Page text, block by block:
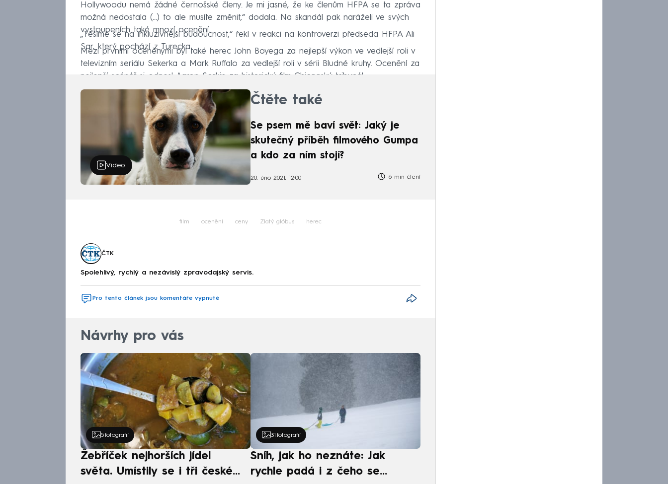
Hollywoodu nemá žádné černošské členy. Je mi jasné, že ke členům HFPA se ta zpráva
možná nedostala (...) to ale musíte změnit,“ dodala. Na skandál pak naráželi ve svých
vystoupeních také mnozí ocenění.
„Těšíme se na inkluzivnější budoucnost,“ řekl v reakci na kontroverzi předseda HFPA Ali
Sar, který pochází z Turecka.
Mezi prvními oceněnými byl také herec John Boyega za nejlepší výkon ve vedlejší roli v
televizním seriálu Sekerka a Mark Ruffalo za vedlejší roli v sérii Bludné kruhy. Ocenění za
nejlepší scénář si odnesl Aaron Sorkin za historický film Chicagský tribunál.
Video
Čtěte také
Se psem mě baví svět: Jaký je
skutečný příběh filmového Gumpa
a kdo za ním stojí?
20. úno 2021, 12:00 6 min čtení
film ocenění ceny Zlatý glóbus herec
ČTK
Spolehlivý, rychlý a nezávislý zpravodajský servis.
Pro tento článek jsou komentáře vypnuté
Návrhy pro vás
5 fotografií
Žebříček nejhorších jídel
světa. Umístily se i tři české
31 fotografií
Sníh, jak ho neznáte: Jak
rychle padá i z čeho se